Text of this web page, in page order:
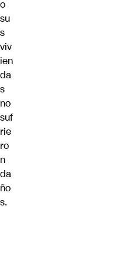
o
su
s
viv
ien
da
s
no
suf
rie
ro
n
da
ño
s.